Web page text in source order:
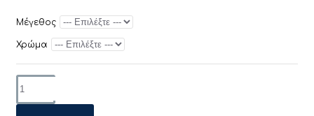
Μέγεθος
Χρώμα